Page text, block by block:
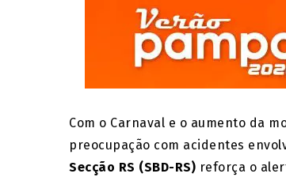
Com o Carnaval e o aumento da
preocupação com acidentes
Secção RS (SBD-RS) reforça o